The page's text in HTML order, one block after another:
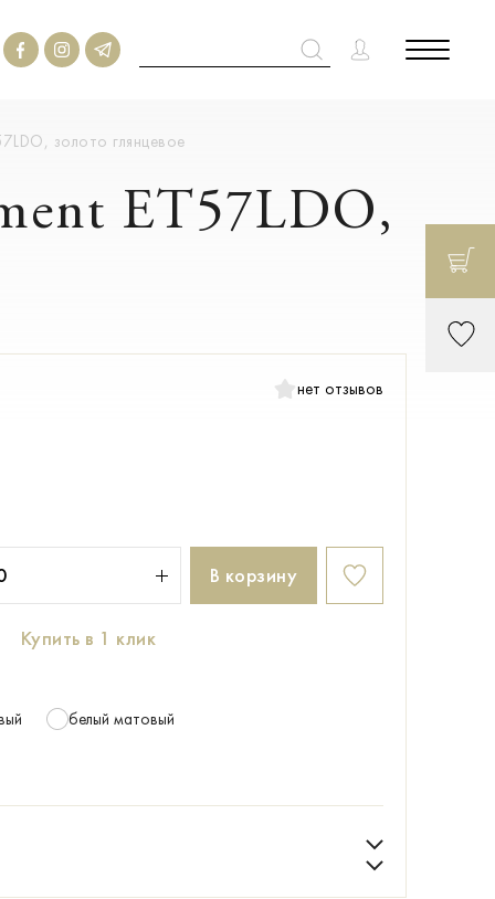
золото глянцевое
ET57LDO,
нет отзывов
В корзину
Купить в 1 клик
белый матовый